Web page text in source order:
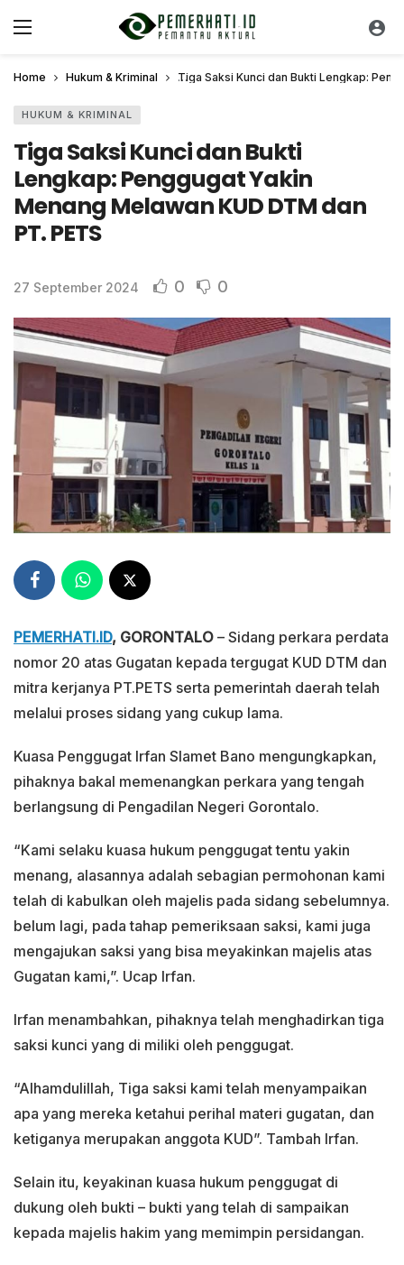
Home Hukum & Kriminal Tiga Saksi Kunci dan Bukti Lengkap:
HUKUM & KRIMINAL
Tiga Saksi Kunci dan Bukti
Lengkap: Penggugat Yakin
Menang Melawan KUD DTM dan
PT. PETS
27 September 2024 0 0
PEMERHATI.ID, GORONTALO – Sidang perkara perdata
nomor 20 atas Gugatan kepada tergugat KUD DTM dan
mitra kerjanya PT.PETS serta pemerintah daerah telah
melalui proses sidang yang cukup lama.
Kuasa Penggugat Irfan Slamet Bano mengungkapkan,
pihaknya bakal memenangkan perkara yang tengah
berlangsung di Pengadilan Negeri Gorontalo.
“Kami selaku kuasa hukum penggugat tentu yakin
menang, alasannya adalah sebagian permohonan kami
telah di kabulkan oleh majelis pada sidang sebelumnya.
belum lagi, pada tahap pemeriksaan saksi, kami juga
mengajukan saksi yang bisa meyakinkan majelis atas
Gugatan kami,”. Ucap Irfan.
Irfan menambahkan, pihaknya telah menghadirkan tiga
saksi kunci yang di miliki oleh penggugat.
“Alhamdulillah, Tiga saksi kami telah menyampaikan
apa yang mereka ketahui perihal materi gugatan, dan
ketiganya merupakan anggota KUD”. Tambah Irfan.
Selain itu, keyakinan kuasa hukum penggugat di
dukung oleh bukti – bukti yang telah di sampaikan
kepada majelis hakim yang memimpin persidangan.